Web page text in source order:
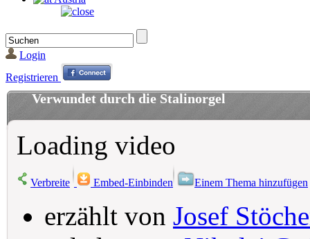
Login
Registrieren
Verwundet durch die Stalinorgel
Loading video
Verbreite Embed-Einbinden Einem Thema hinzufügen
erzählt von Josef